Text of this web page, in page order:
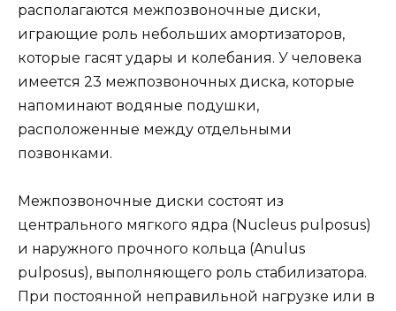
располагаются межпозвоночные диски,
играющие роль небольших амортизаторов,
которые гасят удары и колебания. У человека
имеется 23 межпозвоночных диска, которые
напоминают водяные подушки,
расположенные между отдельными
позвонками.
Межпозвоночные диски состоят из
центрального мягкого ядра (Nucleus pulposus)
и наружного прочного кольца (Anulus
pulposus), выполняющего роль стабилизатора.
При постоянной неправильной нагрузке или в